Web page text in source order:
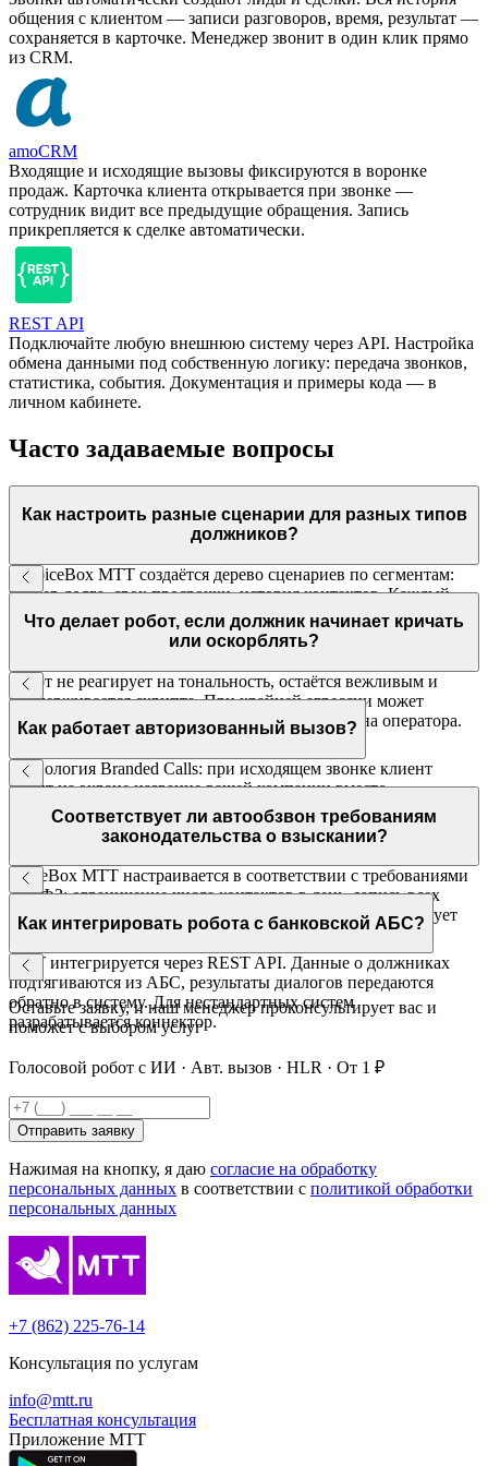
общения с клиентом — записи разговоров, время, результат —
сохраняется в карточке. Менеджер звонит в один клик прямо
из CRM.
amoCRM
Входящие и исходящие вызовы фиксируются в воронке
продаж. Карточка клиента открывается при звонке —
сотрудник видит все предыдущие обращения. Запись
прикрепляется к сделке автоматически.
REST API
Подключайте любую внешнюю систему через API. Настройка
обмена данными под собственную логику: передача звонков,
статистика, события. Документация и примеры кода — в
личном кабинете.
Часто задаваемые вопросы
Как настроить разные сценарии для разных типов
должников?
В VoiceBox МТТ создаётся дерево сценариев по сегментам:
размер долга, срок просрочки, история контактов. Каждый
сегмент получает свой скрипт с разной жёсткостью и
предложениями.
Что делает робот, если должник начинает кричать
или оскорблять?
Робот не реагирует на тональность, остаётся вежливым и
придерживается скрипта. При крайней агрессии может
предложить перезвонить позже или перевести на оператора.
Как работает авторизованный вызов?
Технология Branded Calls: при исходящем звонке клиент
видит на экране название вашей компании вместо
незнакомого номера. Поддерживается основными
мобильными операторами России.
Соответствует ли автообзвон требованиям
законодательства о взыскании?
VoiceBox МТТ настраивается в соответствии с требованиями
230-ФЗ: ограничение числа контактов в день, запись всех
разговоров, идентификация звонящего. МТТ консультирует
по соответствию нормам.
Как интегрировать робота с банковской АБС?
МТТ интегрируется через REST API. Данные о должниках
подтягиваются из АБС, результаты диалогов передаются
обратно в систему. Для нестандартных систем
разрабатывается коннектор.
Оставьте заявку, и наш менеджер проконсультирует вас и
поможет с выбором услуг
Голосовой робот с ИИ · Авт. вызов · HLR · От 1 ₽
Отправить заявку
Нажимая на кнопку, я даю согласие на обработку
персональных данных в соответствии с политикой обработки
персональных данных
+7 (862) 225-76-14
Консультация по услугам
info@mtt.ru
Бесплатная консультация
Приложение МТТ